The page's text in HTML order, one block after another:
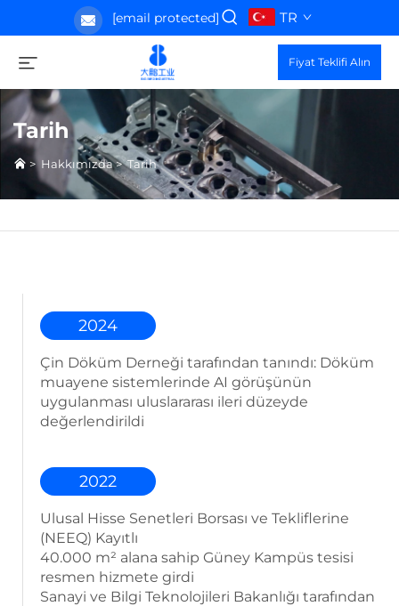
[email protected] TR
Fiyat Teklifi Alın
Tarih
> Hakkımızda>Tarih
2024
Çin Döküm Derneği tarafından tanındı: Döküm
muayene sistemlerinde AI görüşünün
uygulanması uluslararası ileri düzeyde
değerlendirildi
2022
Ulusal Hisse Senetleri Borsası ve Tekliflerine
(NEEQ) Kayıtlı
40.000 m² alana sahip Güney Kampüs tesisi
resmen hizmete girdi
Sanayi ve Bilgi Teknolojileri Bakanlığı tarafından